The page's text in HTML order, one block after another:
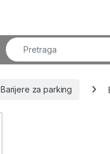
Search for:
Barijere za parking